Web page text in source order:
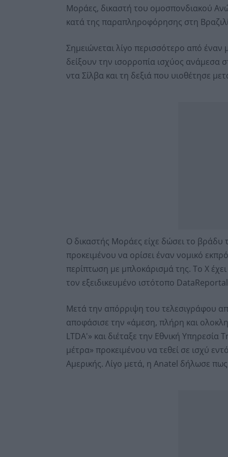
Μοράες, δικαστή του ομοσπονδιακού
κατά της παραπληροφόρησης στη
Σημειώνεται λίγο περισσότερο από έναν
δείξουν την ισορροπία ισχύος
ντα Σίλβα και τη δεξιά που υιοθέτησε
Ο δικαστής Μοράες είχε δώσει το
προκειμένου να ορίσει έναν νομικό
περίπτωση με μπλοκάρισμά της. Το Χ
τον εξειδικευμένο ιστότοπο
Μετά την απόρριψη του τελεσιγράφου
αποφάσισε την «άμεση, πλήρη και
LTDA'» και διέταξε την Εθνική
μέτρα» προκειμένου να τεθεί σε ισχύ
Αμερικής. Λίγο μετά, η Anatel δήλωσε